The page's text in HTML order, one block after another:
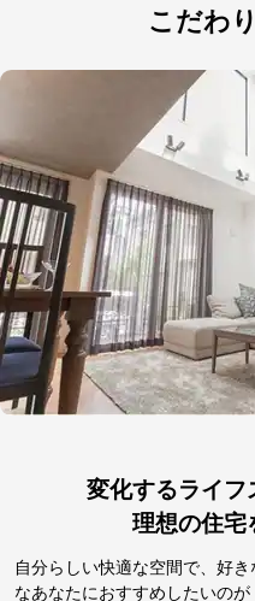
こだわ
変化するライフ
理想の住宅
自分らしい快適な空間で、好
なあなたにおすすめしたいのが